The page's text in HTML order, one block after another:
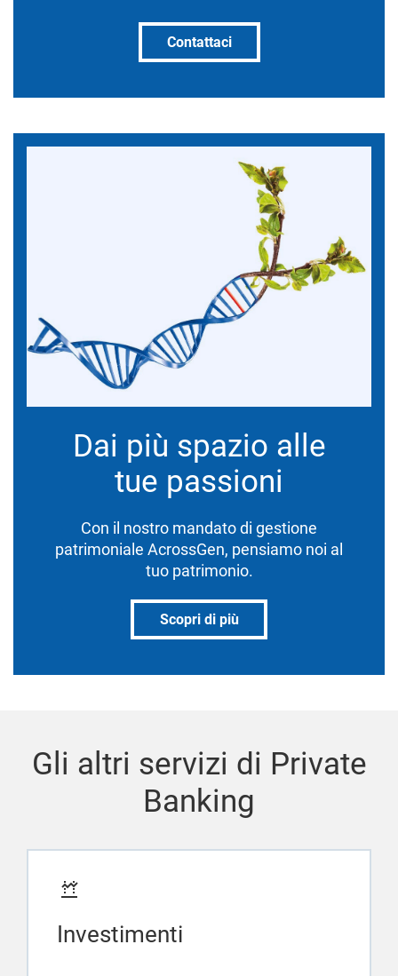
Contattaci
Dai più spazio alle
tue passioni
Con il nostro mandato di gestione
patrimoniale AcrossGen, pensiamo noi al
tuo patrimonio.
Scopri di più
Gli altri servizi di Private
Banking
Investimenti